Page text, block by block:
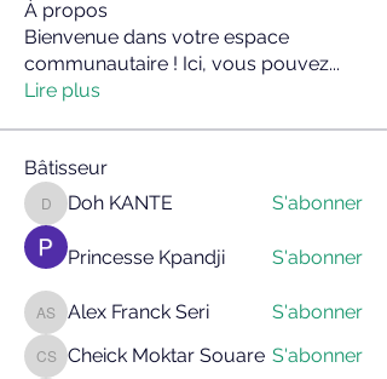
À propos
Bienvenue dans votre espace
communautaire ! Ici, vous pouvez...
Lire plus
Bâtisseur
Doh KANTE
Doh KANTE S'abonner
Princesse Kpandji S'abonner
Alex Franck Seri
Alex Franck Seri S'abonner
Cheick Moktar Souare
Cheick Moktar Souare S'abonner